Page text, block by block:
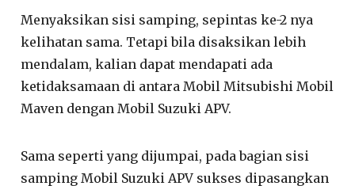
Menyaksikan sisi samping, sepintas ke-2 nya
kelihatan sama. Tetapi bila disaksikan lebih
mendalam, kalian dapat mendapati ada
ketidaksamaan di antara Mobil Mitsubishi Mobil
Maven dengan Mobil Suzuki APV.
Sama seperti yang dijumpai, pada bagian sisi
samping Mobil Suzuki APV sukses dipasangkan